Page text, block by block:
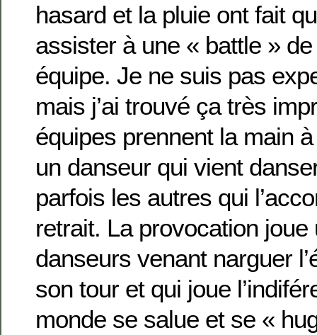
hasard et la pluie ont fait
assister à une « battle »
équipe. Je ne suis pas
mais j’ai trouvé ça très
équipes prennent la main
un danseur qui vient
parfois les autres qui
retrait. La provocation
danseurs venant narguer
son tour et qui joue
monde se salue et se «